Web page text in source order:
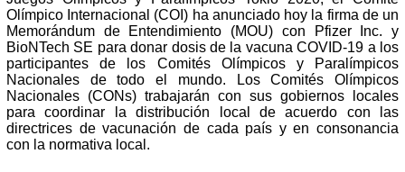
Olímpico Internacional (COI) ha anunciado hoy la firma de un
Memorándum de Entendimiento (MOU) con Pfizer Inc. y
BioNTech SE para donar dosis de la vacuna COVID-19 a los
participantes de los Comités Olímpicos y Paralímpicos
Nacionales de todo el mundo. Los Comités Olímpicos
Nacionales (CONs) trabajarán con sus gobiernos locales
para coordinar la distribución local de acuerdo con las
directrices de vacunación de cada país y en consonancia
con la normativa local.